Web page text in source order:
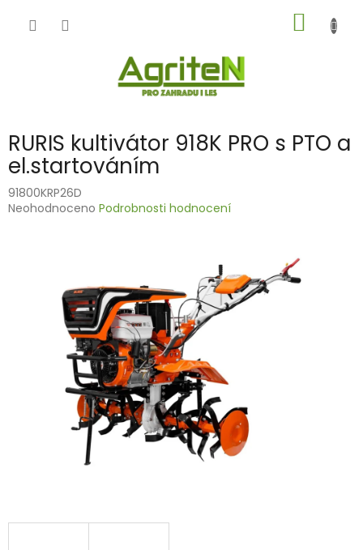
KOŠÍK
RURIS kultivátor 918K PRO s PTO a
el.startováním
91800KRP26D
Průměrné
hvězdiček.
Neohodnoceno Podrobnosti hodnocení